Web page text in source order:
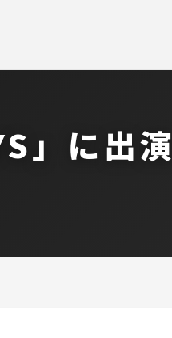
」に出演